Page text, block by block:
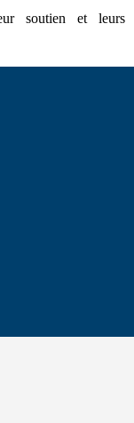
soutien et leurs